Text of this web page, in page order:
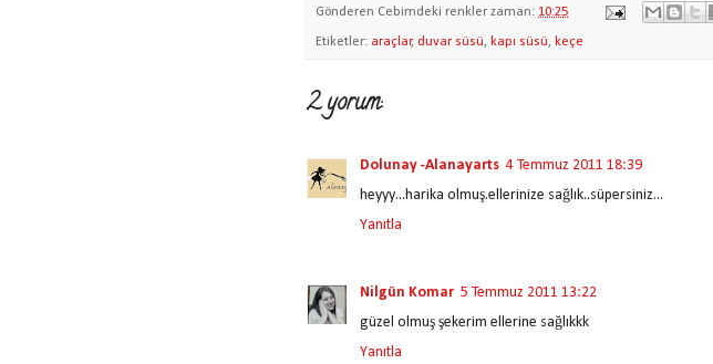
Gönderen Cebimdeki renkler zaman: 10:25
Etiketler: araçlar, duvar süsü, kapı süsü, keçe
2 yorum:
Dolunay -Alanayarts 4 Temmuz 2011 18:39
heyyy...harika olmuş.ellerinize sağlık..süpersiniz...
Yanıtla
Nilgün Komar 5 Temmuz 2011 13:22
güzel olmuş şekerim ellerine sağlıkkk
Yanıtla